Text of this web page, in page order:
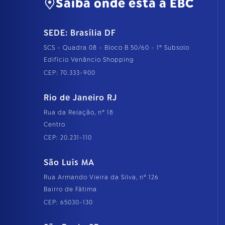
Saiba onde está a EBC
SEDE: Brasília DF
SCS - Quadra 08 - Bloco B 50/60 - 1º Subsolo
Edifício Venâncio Shopping
CEP: 70.333-900
Rio de Janeiro RJ
Rua da Relação, nº 18
Centro
CEP: 20.231-110
São Luís MA
Rua Armando Vieira da Silva, nº 126
Bairro de Fátima
CEP: 65030-130